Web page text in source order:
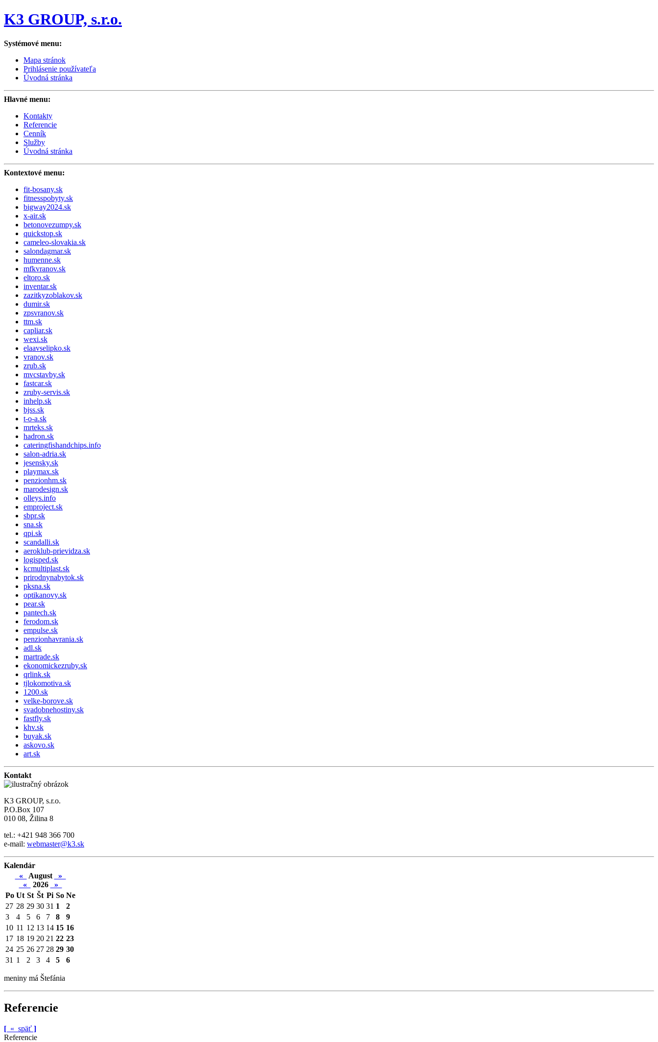
K3 GROUP, s.r.o.
Systémové menu:
Mapa stránok
Prihlásenie používateľa
Úvodná stránka
Hlavné menu:
Kontakty
Referencie
Cenník
Služby
Úvodná stránka
Kontextové menu:
fit-bosany.sk
fitnesspobyty.sk
bigway2024.sk
x-air.sk
betonovezumpy.sk
quickstop.sk
cameleo-slovakia.sk
salondagmar.sk
humenne.sk
mfkvranov.sk
eltoro.sk
inventar.sk
zazitkyzoblakov.sk
dumir.sk
zpsvranov.sk
ttm.sk
capliar.sk
wexi.sk
elaavselipko.sk
vranov.sk
zrub.sk
mvcstavby.sk
fastcar.sk
zruby-servis.sk
inhelp.sk
bjss.sk
t-o-a.sk
mrteks.sk
hadron.sk
cateringfishandchips.info
salon-adria.sk
jesensky.sk
playmax.sk
penzionhm.sk
marodesign.sk
olleys.info
emproject.sk
sbpr.sk
sna.sk
qpi.sk
scandalli.sk
aeroklub-prievidza.sk
logisped.sk
kcmultiplast.sk
prirodnynabytok.sk
pksna.sk
optikanovy.sk
pear.sk
pantech.sk
ferodom.sk
empulse.sk
penzionhavrania.sk
adl.sk
martrade.sk
ekonomickezruby.sk
qrlink.sk
tjlokomotiva.sk
1200.sk
velke-borove.sk
svadobnehostiny.sk
fastfly.sk
khv.sk
buyak.sk
askovo.sk
art.sk
Kontakt
K3 GROUP, s.r.o.
P.O.Box 107
010 08, Žilina 8
tel.: +421 948 366 700
e-mail: webmaster@k3.sk
Kalendár
«
August
»
«
2026
»
Po Ut St Št Pi So Ne
27 28 29 30 31 1
2
3
4 5 6 7 8
9
10 11 12 13 14 15 16
17 18 19 20 21 22 23
24 25 26 27 28 29 30
31 1 2 3 4 5 6
meniny má Štefánia
Referencie
[ « späť ]
Referencie